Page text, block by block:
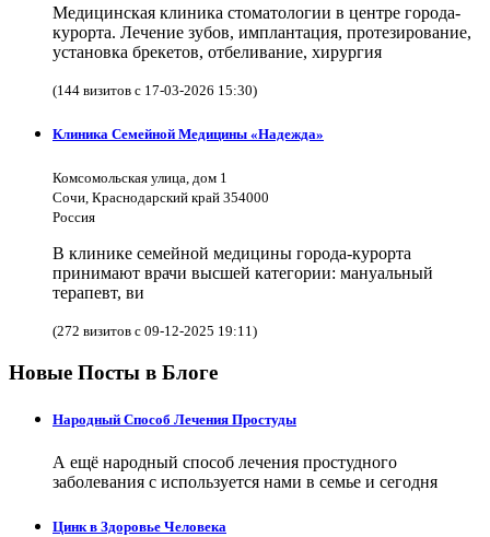
Медицинская клиника стоматологии в центре города-
курорта. Лечение зубов, имплантация, протезирование,
установка брекетов, отбеливание, хирургия
(144 визитов с 17-03-2026 15:30)
Клиника Семейной Медицины «Надежда»
Комсомольская улица, дом 1
Сочи, Краснодарский край 354000
Россия
В клинике семейной медицины города-курорта
принимают врачи высшей категории: мануальный
терапевт, ви
(272 визитов с 09-12-2025 19:11)
Новые Посты в Блоге
Народный Способ Лечения Простуды
А ещё народный способ лечения простудного
заболевания с используется нами в семье и сегодня
Цинк в Здоровье Человека